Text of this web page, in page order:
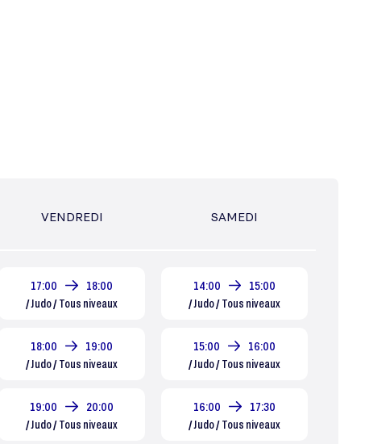
VENDREDI
17:00
18:00
/ Judo / Tous niveaux
18:00
19:00
/ Judo / Tous niveaux
19:00
20:00
/ Judo / Tous niveaux
SAMEDI
14:00
15:00
/ Judo / Tous niveaux
15:00
16:00
/ Judo / Tous niveaux
16:00
17:30
/ Judo / Tous niveaux